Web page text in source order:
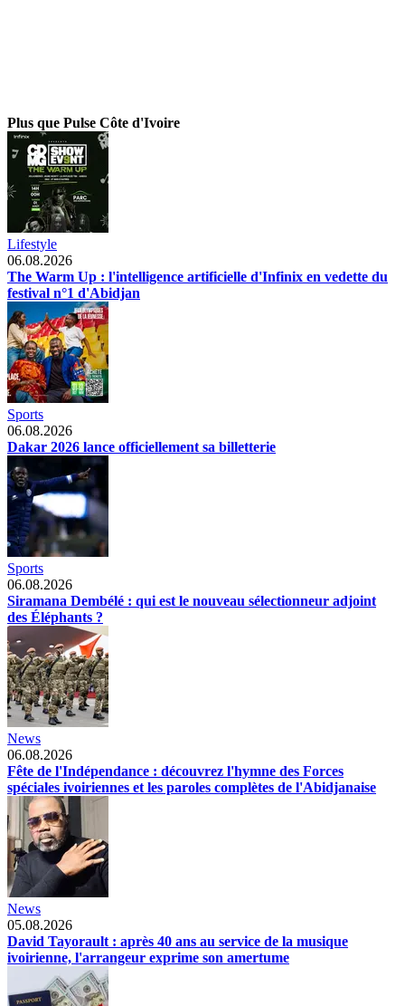
Plus que Pulse Côte d'Ivoire
Lifestyle
06.08.2026
The Warm Up : l'intelligence artificielle d'Infinix en vedette du
festival n°1 d'Abidjan
Sports
06.08.2026
Dakar 2026 lance officiellement sa billetterie
Sports
06.08.2026
Siramana Dembélé : qui est le nouveau sélectionneur adjoint
des Éléphants ?
News
06.08.2026
Fête de l'Indépendance : découvrez l'hymne des Forces
spéciales ivoiriennes et les paroles complètes de l'Abidjanaise
News
05.08.2026
David Tayorault : après 40 ans au service de la musique
ivoirienne, l'arrangeur exprime son amertume